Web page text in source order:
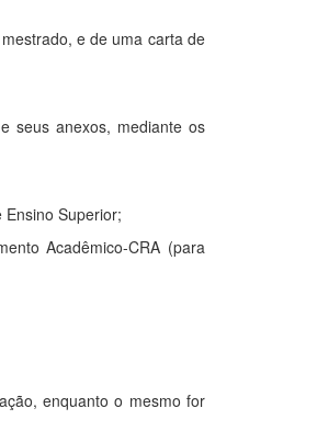
e de uma carta de
seus anexos, mediante os
Superior;
Acadêmico-CRA (para
enquanto o mesmo for